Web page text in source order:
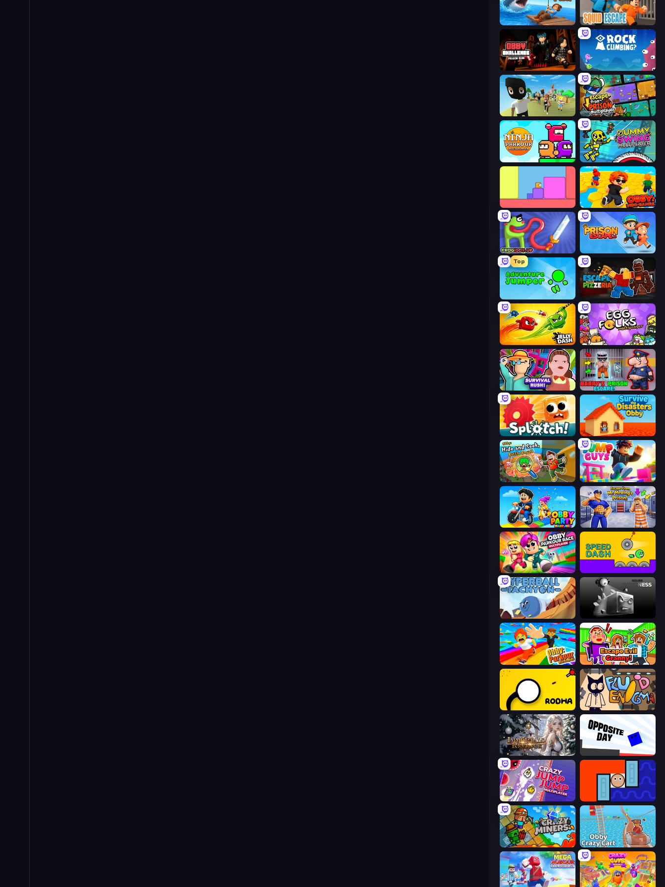
Crazy Fish
Obby Challenge: Prison Run Rock Climbing?
Escape From Prison Multiplayer
Ninja Parkour Multiplayer Crazy Dummy Swing Multiplayer
Obby: Mini-Games
Frogiddy Prison Escape.io
Top
Adventure Jumper Escape From Pizzeria
Jelly Dash Egg Folks Multiplayer
Survival Rush! Barry's Prison Escape!
Splotch! Survive the Disasters: Obby
Obby: Hide and Seek, Battle Royale Jump Guys
Obby Party Multiplayer Escape From Mr.Meawing's Prison!
Obby Parkour Race: Multiplayer
Hyperball Tachyon Sqube Darkness
Obby: Parkour with Ragdoll Escape Evil Granny!
Rodha Fluid Enigma
Immortals Revenge Opposite Day
Crazy Jump Jump Multiplayer Lava and Aqua
Crazy Miners Obby: Crazy Cart